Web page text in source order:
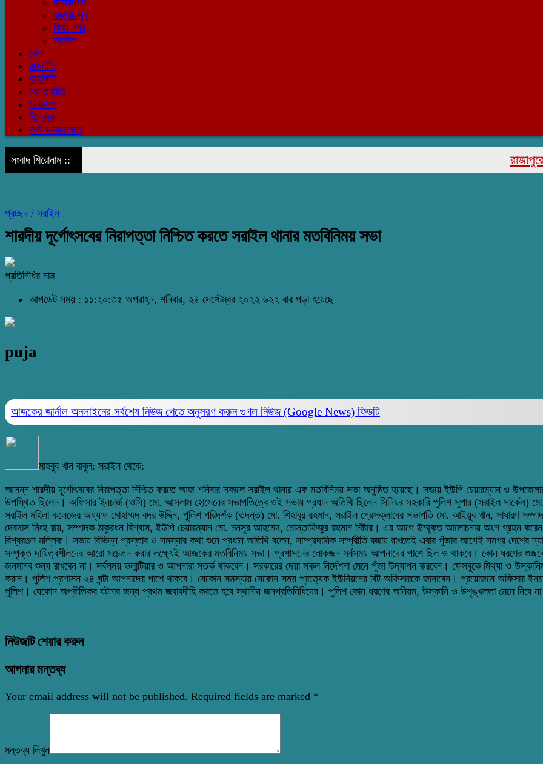
নাসিরনগর
বাঞ্ছারামপুর
বিজয়নগর
সরাইল
খেলা
রাজনীতি
অর্থনীতি
আন্তর্জাতি
সারাদেশ
বিনোদন
আইন-আদালতে
সংবাদ শিরোনাম :: রাজাপুরে
প্রচ্ছদ / সরাইল
শারদীয় দূর্গোৎসবের নিরাপত্তা নিশ্চিত করতে সরাইল থানার মতবিনিময় সভা
প্রতিনিধির নাম
আপডেট সময় : ১১:২০:৩৫ অপরাহ্ন, শনিবার, ২৪ সেপ্টেম্বর ২০২২ ৬২২ বার পড়া হয়েছে
puja
আজকের জার্নাল অনলাইনের সর্বশেষ নিউজ পেতে অনুসরণ করুনগুগল নিউজ (Google News) ফিডটি
মাহবুব খান বাবুল: সরাইল থেকে:
আসন্ন শারদীয় দূর্গোৎসবের নিরাপত্তা নিশ্চিত করতে আজ শনিবার সকালে সরাইল থানায় এক মতবিনিময় সভা অনুষ্ঠিত হয়েছে। সভায় ইউপি চেয়ারম্যান ও
উপস্থিত ছিলেন। অফিসার ইনচার্জ (ওসি) মো. আসলাম হোসেনের সভাপতিত্বে ওই সভায় প্রধান অতিথি ছিলেন সিনিয়র সহকারি পুলিশ সুপার (সরাইল
সরাইল মহিলা কলেজের অধ্যক্ষ মোহাম্মদ বদর উদ্দিন, পুলিশ পরিদর্শক (তদন্ত) মো. শিহাবুর রহমান, সরাইল প্রেসক্লাবের সভাপতি মো. আইয়ুব খান, সাধারণ
দেবদাস সিংহ রায়, সম্পাদক ঠাকুরধন বিশ্বাস, ইউপি চেয়ারম্যান মো. মনসুর আহমেদ, মোস্তাফিজুর রহমান মিষ্টার। এর আগে উম্মূক্ত আলোচনায় অংশ গ্রহন করেন
বিশ্বরঞ্জন মল্লিক। সভায় বিভিন্ন প্রস্তাব ও সমস্যার কথা শুনে প্রধান অতিথি বলেন, সাম্প্রদায়িক সম্প্রীতি বজায় রাখতেই এবার পুঁজার আগেই সমগ্র দেশের
সম্পৃক্ত দায়িত্বশীলদের আরো সচেতন করার লক্ষ্যেই আজকের মতবিনিময় সভা। প্রশাসনের লোকজন সর্বসময় আপনাদের পাশে ছিল ও থাকবে। কোন ধরণের
জনমানব শুন্য রাখবেন না। সর্বসময় ভলান্টিয়ার ও আপনারা সতর্ক থাকবেন। সরকারের দেয়া সকল নির্দেশনা মেনে পুঁজা উদ্‌যাপন করবেন। ফেসবুকে মিথ্যা ও
করূন। পুলিশ প্রশাসন ২৪ ঘন্টা আপনাদের পাশে থাকবে। যেকোন সমস্যায় যেকোন সময় প্রত্যেক ইউনিয়নের বিট অফিসারকে জানাবেন। প্রয়োজনে অফিসার
পুলিশ। যেকোন অপ্রীতিকর ঘটনার জন্য প্রথম জবাবদীহি করতে হবে স্থানীয় জনপ্রতিনিধিদের। পুলিশ কোন ধরণের অনিয়ম, উস্কানি ও উশৃঙ্খলতা মেনে নিবে
নিউজটি শেয়ার করুন
আপনার মন্তব্য
Your email address will not be published. Required fields are marked *
মন্তব্য লিখুন